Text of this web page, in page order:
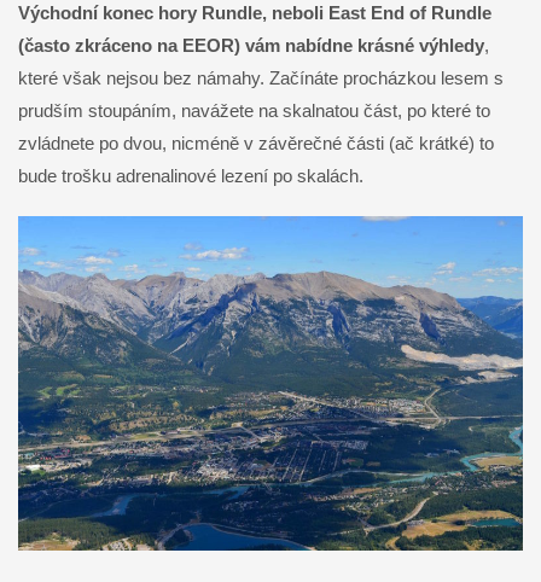
Východní konec hory Rundle, neboli East End of Rundle
(často zkráceno na EEOR) vám nabídne krásné výhledy,
které však nejsou bez námahy. Začínáte procházkou lesem s
prudším stoupáním, navážete na skalnatou část, po které to
zvládnete po dvou, nicméně v závěrečné části (ač krátké) to
bude trošku adrenalinové lezení po skalách.